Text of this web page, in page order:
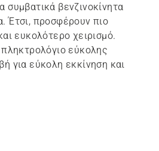
βενζινοκίνητα
Έτσι, προσφέρουν πιο
ευκολότερο χειρισμό.
εύκολης
για εύκολη εκκίνηση και